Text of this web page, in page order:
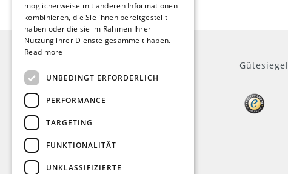
Impressum
Kundeninformationen
Datenschutz
Widerruf
Gütesiegel
möglicherweise mit anderen Informationen
kombinieren, die Sie ihnen bereitgestellt
haben oder die sie im Rahmen Ihrer
Nutzung ihrer Dienste gesammelt haben.
Read more
UNBEDINGT ERFORDERLICH
PERFORMANCE
TARGETING
FUNKTIONALITÄT
UNKLASSIFIZIERTE